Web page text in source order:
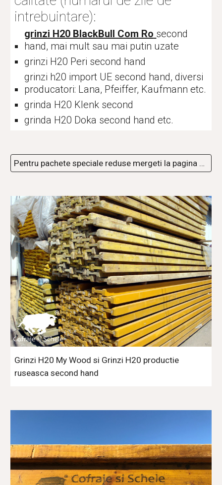
intrebuintare):
grinzi H20 BlackBull Com Ro second
hand, mai mult sau mai putin uzate
grinzi H20 Peri second hand
grinzi h20 import UE second hand, diversi
producatori: Lana, Pfeiffer, Kaufmann etc.
grinda H20 Klenk second
grinda H20 Doka second hand etc.
Pentru pachete speciale reduse mergeti la pagina de REDUCERI
Grinzi H20 My Wood si Grinzi H20 productie
ruseasca second hand